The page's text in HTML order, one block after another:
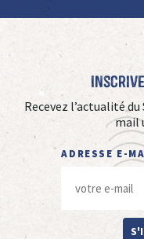
Recevez l’actualité
mail
ADRESSE E-